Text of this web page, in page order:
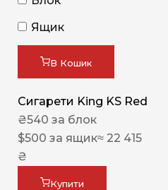
Ящик
В Кошик
Сигарети King KS Red
₴540 за блок
$500 за ящик≈ 22 415
₴
Купити